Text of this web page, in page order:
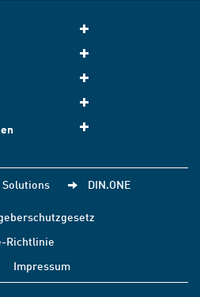
Solutions DIN.ONE
Richtlinie
Impressum